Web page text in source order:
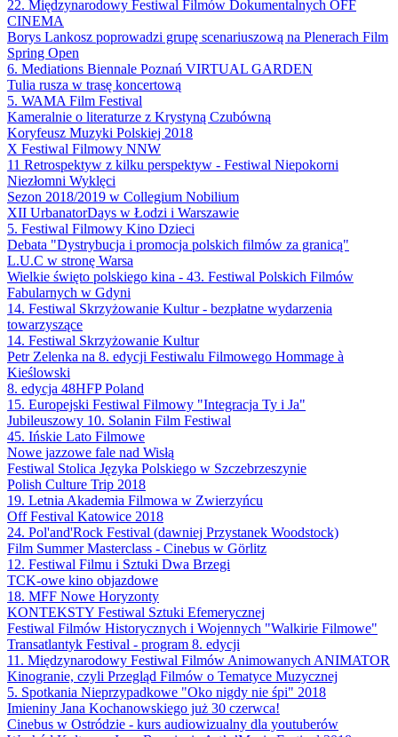
22. Międzynarodowy Festiwal Filmów Dokumentalnych OFF
CINEMA
Borys Lankosz poprowadzi grupę scenariuszową na Plenerach Film
Spring Open
6. Mediations Biennale Poznań VIRTUAL GARDEN
Tulia rusza w trasę koncertową
5. WAMA Film Festival
Kameralnie o literaturze z Krystyną Czubówną
Koryfeusz Muzyki Polskiej 2018
X Festiwal Filmowy NNW
11 Retrospektyw z kilku perspektyw - Festiwal Niepokorni
Niezłomni Wyklęci
Sezon 2018/2019 w Collegium Nobilium
XII UrbanatorDays w Łodzi i Warszawie
5. Festiwal Filmowy Kino Dzieci
Debata "Dystrybucja i promocja polskich filmów za granicą"
L.U.C w stronę Warsa
Wielkie święto polskiego kina - 43. Festiwal Polskich Filmów
Fabularnych w Gdyni
14. Festiwal Skrzyżowanie Kultur - bezpłatne wydarzenia
towarzyszące
14. Festiwal Skrzyżowanie Kultur
Petr Zelenka na 8. edycji Festiwalu Filmowego Hommage à
Kieślowski
8. edycja 48HFP Poland
15. Europejski Festiwal Filmowy "Integracja Ty i Ja"
Jubileuszowy 10. Solanin Film Festiwal
45. Ińskie Lato Filmowe
Nowe jazzowe fale nad Wisłą
Festiwal Stolica Języka Polskiego w Szczebrzeszynie
Polish Culture Trip 2018
19. Letnia Akademia Filmowa w Zwierzyńcu
Off Festival Katowice 2018
24. Pol'and'Rock Festival (dawniej Przystanek Woodstock)
Film Summer Masterclass - Cinebus w Görlitz
12. Festiwal Filmu i Sztuki Dwa Brzegi
TCK-owe kino objazdowe
18. MFF Nowe Horyzonty
KONTEKSTY Festiwal Sztuki Efemerycznej
Festiwal Filmów Historycznych i Wojennych "Walkirie Filmowe"
Transatlantyk Festival - program 8. edycji
11. Międzynarodowy Festiwal Filmów Animowanych ANIMATOR
Kinogranie, czyli Przegląd Filmów o Tematyce Muzycznej
5. Spotkania Nieprzypadkowe "Oko nigdy nie śpi" 2018
Imieniny Jana Kochanowskiego już 30 czerwca!
Cinebus w Ostródzie - kurs audiowizualny dla youtuberów